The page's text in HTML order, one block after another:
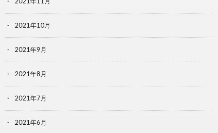
2021年10月
2021年9月
2021年8月
2021年7月
2021年6月